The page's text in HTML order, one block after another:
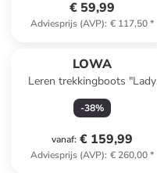
€ 59,99
Adviesprijs (AVP): € 117,50*
LOWA
Leren trekkingboots "Lady
Light GTX" bruin
-38%
vanaf: € 159,99
Adviesprijs (AVP): € 260,00*